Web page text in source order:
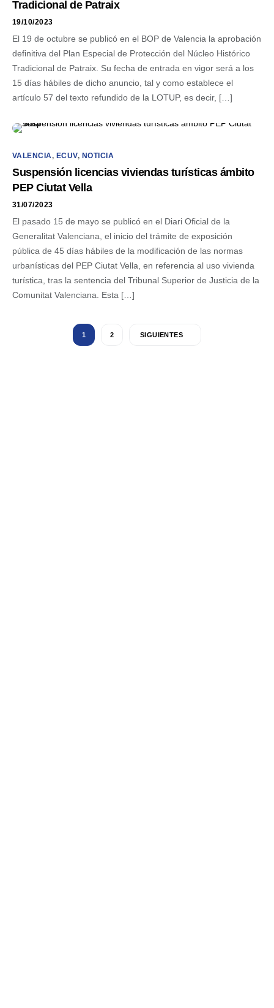
Tradicional de Patraix
19/10/2023
El 19 de octubre se publicó en el BOP de Valencia la aprobación
definitiva del Plan Especial de Protección del Núcleo Histórico
Tradicional de Patraix. Su fecha de entrada en vigor será a los
15 días hábiles de dicho anuncio, tal y como establece el
artículo 57 del texto refundido de la LOTUP, es decir, […]
VALENCIA, ECUV, NOTICIA
Suspensión licencias viviendas turísticas ámbito
PEP Ciutat Vella
31/07/2023
El pasado 15 de mayo se publicó en el Diari Oficial de la
Generalitat Valenciana, el inicio del trámite de exposición
pública de 45 días hábiles de la modificación de las normas
urbanísticas del PEP Ciutat Vella, en referencia al uso vivienda
turística, tras la sentencia del Tribunal Superior de Justicia de la
Comunitat Valenciana. Esta […]
1 2 SIGUIENTES